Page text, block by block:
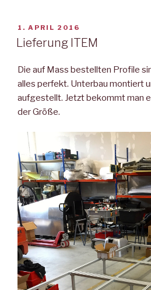
VERÖFFENTLICHT
AM
1. APRIL 2016
Lieferung ITEM
Die auf Mass bestellten Profile
alles perfekt. Unterbau montiert
aufgestellt. Jetzt bekommt man
der Größe.